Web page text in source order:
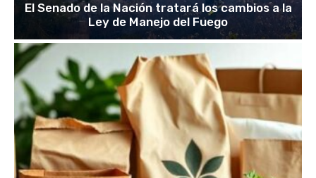
El Senado de la Nación tratará los cambios a la
Ley de Manejo del Fuego